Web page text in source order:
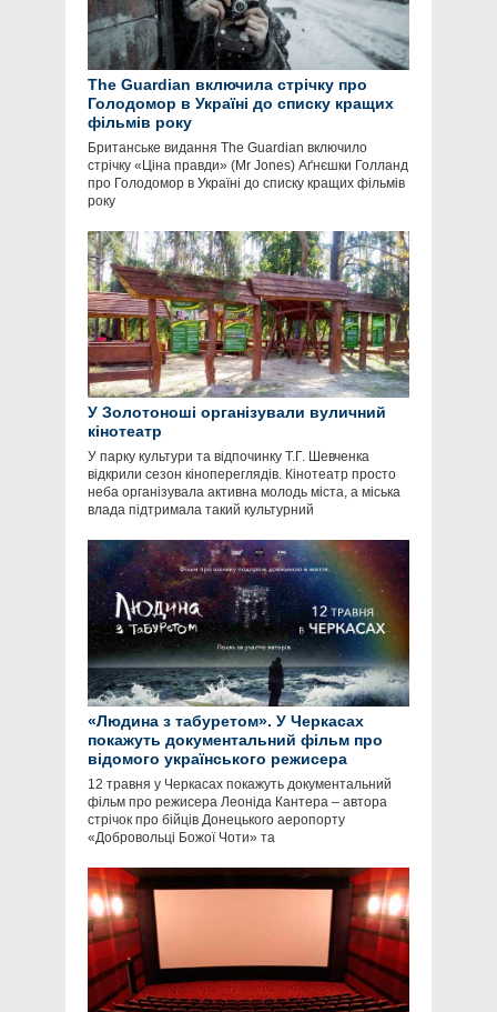
The Guardian включила стрічку про
Голодомор в Україні до списку кращих
фільмів року
Британське видання The Guardian включило
стрічку «Ціна правди» (Mr Jones) Аґнєшки Голланд
про Голодомор в Україні до списку кращих фільмів
року
У Золотоноші організували вуличний
кінотеатр
У парку культури та відпочинку Т.Г. Шевченка
відкрили сезон кінопереглядів. Кінотеатр просто
неба організувала активна молодь міста, а міська
влада підтримала такий культурний
«Людина з табуретом». У Черкасах
покажуть документальний фільм про
відомого українського режисера
12 травня у Черкасах покажуть документальний
фільм про режисера Леоніда Кантера – автора
стрічок про бійців Донецького аеропорту
«Добровольці Божої Чоти» та